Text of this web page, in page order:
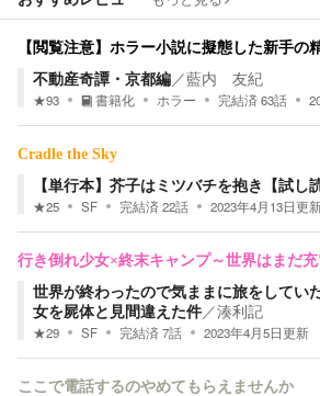
【閲覧注意】ホラー小説に擬態した新手の
不動産奇譚・京都編／藍内 友紀
★93 書籍化 ホラー 完結済 63話
Cradle the Sky
【単行本】芥子はミツバチを抱き【試し
★25 SF 完結済22話 2023年4月13日更
行き倒れ少女×終末キャンプ～世界はまだ充
世界が終わったので気ままに旅をしてい
女を屍体と見間違えた件／湊利記
★29 SF 完結済7話 2023年4月5日更新
ここで電話するのやめてもらえませんか